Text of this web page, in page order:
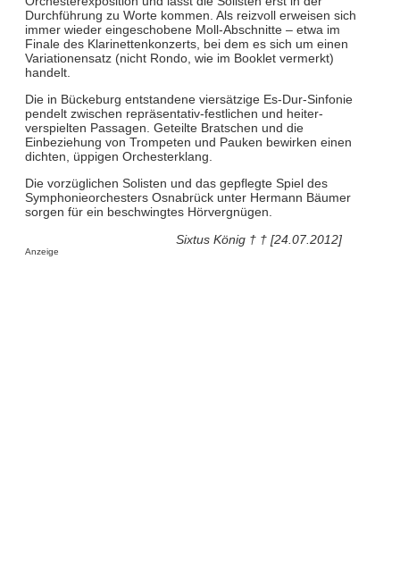
Durchführung zu Worte kommen. Als reizvoll erweisen sich
immer wieder eingeschobene Moll-Abschnitte – etwa im
Finale des Klarinettenkonzerts, bei dem es sich um einen
Variationensatz (nicht Rondo, wie im Booklet vermerkt)
handelt.
Die in Bückeburg entstandene viersätzige Es-Dur-Sinfonie
pendelt zwischen repräsentativ-festlichen und heiter-
verspielten Passagen. Geteilte Bratschen und die
Einbeziehung von Trompeten und Pauken bewirken einen
dichten, üppigen Orchesterklang.
Die vorzüglichen Solisten und das gepflegte Spiel des
Symphonieorchesters Osnabrück unter Hermann Bäumer
sorgen für ein beschwingtes Hörvergnügen.
Sixtus König † † [24.07.2012]
Anzeige